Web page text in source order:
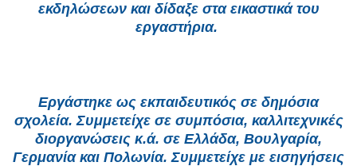
εκδηλώσεων και δίδαξε στα εικαστικά του
εργαστήρια.
Εργάστηκε ως εκπαιδευτικός σε δημόσια
σχολεία. Συμμετείχε σε συμπόσια, καλλιτεχνικές
διοργανώσεις κ.ά. σε Ελλάδα, Βουλγαρία,
Γερμανία και Πολωνία. Συμμετείχε με εισηγήσεις